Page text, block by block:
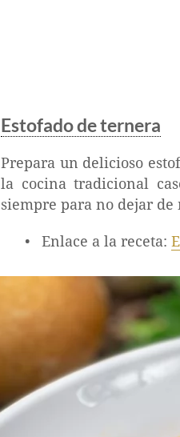
Estofado de ternera
Prepara un delicioso
la cocina tradicional
siempre para no dejar de
Enlace a la receta: